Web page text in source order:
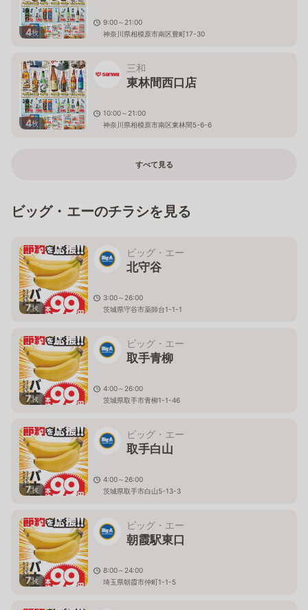
4枚
9:00～21:00
神奈川県相模原市南区豊町17-30
4枚
三和
東林間西口店
10:00～21:00
神奈川県相模原市南区東林間5-6-6
すべて見る
ビッグ・エーのチラシを見る
7枚
ビッグ・エー
北守谷
3:00～26:00
茨城県守谷市薬師台1-1-1
7枚
ビッグ・エー
取手青柳
4:00～26:00
茨城県取手市青柳1-1-46
7枚
ビッグ・エー
取手白山
4:00～26:00
茨城県取手市白山5-13-3
7枚
ビッグ・エー
朝霞駅東口
8:00～24:00
埼玉県朝霞市仲町1-1-5